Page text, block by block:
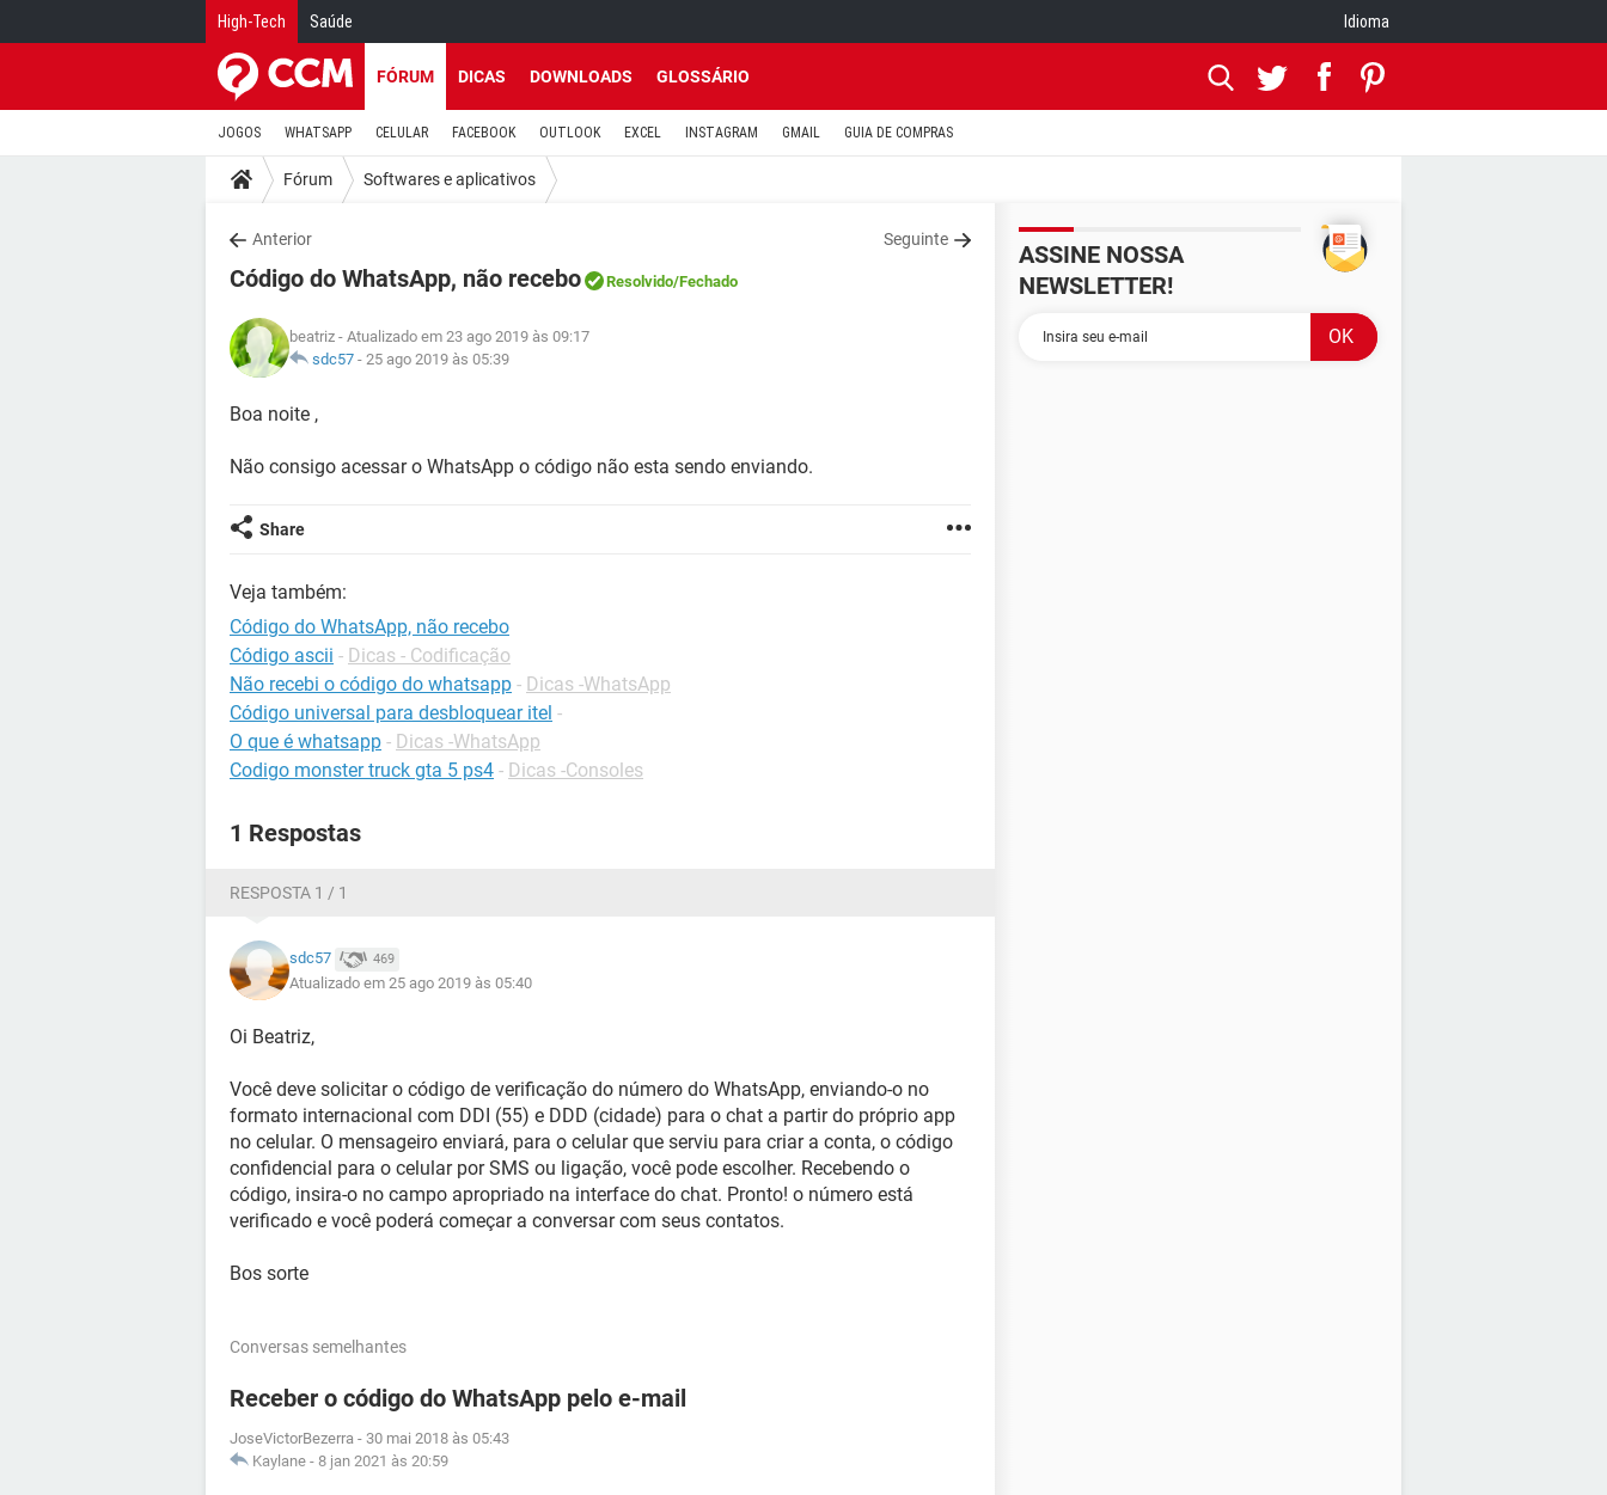
High-Tech Saúde Idioma
FÓRUM DICAS DOWNLOADS GLOSSÁRIO
JOGOS WHATSAPP CELULAR FACEBOOK OUTLOOK EXCEL INSTAGRAM GMAIL GUIA DE COMPRAS
Fórum Softwares e aplicativos
Anterior Seguinte
Código do WhatsApp, não recebo Resolvido/Fechado
beatriz - Atualizado em 23 ago 2019 às 09:17
sdc57 - 25 ago 2019 às 05:39
Boa noite ,
Não consigo acessar o WhatsApp o código não esta sendo enviando.
Share
Veja também:
Código do WhatsApp, não recebo
Código ascii - Dicas - Codificação
Não recebi o código do whatsapp - Dicas -WhatsApp
Código universal para desbloquear itel -
O que é whatsapp - Dicas -WhatsApp
Codigo monster truck gta 5 ps4 - Dicas -Consoles
1 Respostas
RESPOSTA 1 / 1
sdc57 469
Atualizado em 25 ago 2019 às 05:40
Oi Beatriz,
Você deve solicitar o código de verificação do número do WhatsApp, enviando-o no
formato internacional com DDI (55) e DDD (cidade) para o chat a partir do próprio app
no celular. O mensageiro enviará, para o celular que serviu para criar a conta, o código
confidencial para o celular por SMS ou ligação, você pode escolher. Recebendo o
código, insira-o no campo apropriado na interface do chat. Pronto! o número está
verificado e você poderá começar a conversar com seus contatos.
Bos sorte
Conversas semelhantes
Receber o código do WhatsApp pelo e-mail
JoseVictorBezerra - 30 mai 2018 às 05:43
Kaylane - 8 jan 2021 às 20:59
ASSINE NOSSA
NEWSLETTER!